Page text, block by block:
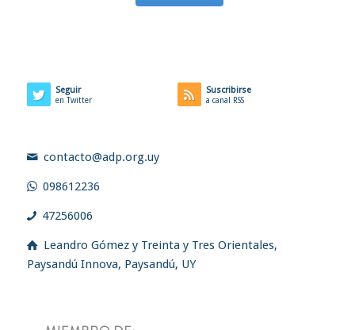
Seguir
en Twitter
Suscribirse
a canal RSS
contacto@adp.org.uy
098612236
47256006
Leandro Gómez y Treinta y Tres Orientales,
Paysandú Innova, Paysandú, UY